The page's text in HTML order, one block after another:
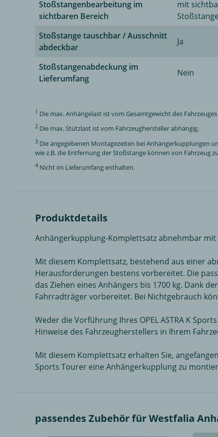
Stoßstangenbearbeitung im
sichtbaren Bereich
mit
Stoßstange
Stoßstange tauschbar / Ausschnitt
abdeckbar
Ja
Stoßstangenabdeckung im
Lieferumfang
Nein
1 Die max. Anhängelast ist vom Gesamtgewicht des
2 Die max. Stützlast ist vom Fahrzeughersteller abhängig.
3 Die angegebenen Montagezeiten bei Anhängerkupplungen
wie z.B. die Entfernung der Stoßstange können von Fahrzeug
4 Nicht im Lieferumfang enthalten.
Produktdetails
Anhängerkupplung-Komplettsatz abnehmbar mit
Mit diesem Komplettsatz, bestehend aus einer
Herausforderungen bestens vorbereitet. Die
das Ziehen eines Anhängers bis 1700 kg. Dank
Fahrradträger vorbereitet. Bei Nichtgebrauch
Weder die Vorführung Ihres OPEL ASTRA K
Hinweise des Fahrzeugherstellers in Ihrem
Mit diesem Komplettsatz erhalten Sie,
Sports Tourer eine Anhängerkupplung zu
passendes Zubehör für Westfalia